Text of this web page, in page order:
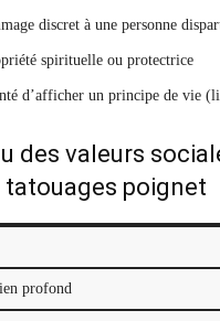
discret à une personne
spirituelle ou protectrice
d’afficher un principe de vie
des valeurs
tatouages poignet
profond